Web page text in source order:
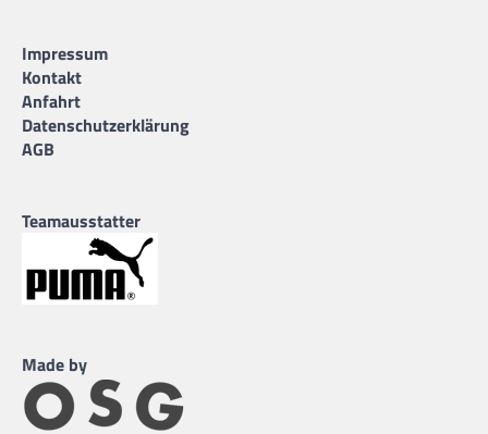
Impressum
Kontakt
Anfahrt
Datenschutzerklärung
AGB
Teamausstatter
Made by